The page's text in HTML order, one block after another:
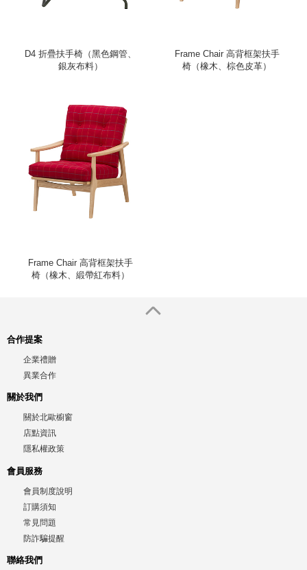
D4 折疊扶手椅（黑色鋼管、
銀灰布料）
Frame Chair 高背框架扶手
椅（橡木、棕色皮革）
Frame Chair 高背框架扶手
椅（橡木、緞帶紅布料）
合作提案
企業禮贈
異業合作
關於我們
關於北歐櫥窗
店點資訊
隱私權政策
會員服務
會員制度說明
訂購須知
常見問題
防詐騙提醒
聯絡我們